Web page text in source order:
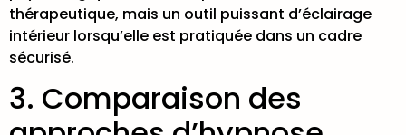
thérapeutique, mais un outil puissant d’éclairage
intérieur lorsqu’elle est pratiquée dans un cadre
sécurisé.
3. Comparaison des